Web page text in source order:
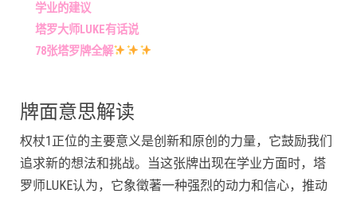
学业的建议
塔罗大师LUKE有话说
78张塔罗牌全解
牌面意思解读
权杖1正位的主要意义是创新和原创的力量，它鼓励我们
追求新的想法和挑战。当这张牌出现在学业方面时，塔
罗师LUKE认为，它象徵著一种强烈的动力和信心，推动